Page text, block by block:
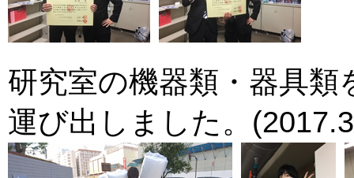
研究室の機器類・器具
運び出しました。